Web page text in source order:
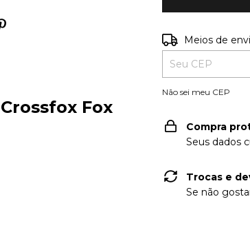
Fox
Entregas para o
Meios de
Não sei meu CEP
Compra
Seus dados
Trocas e
Se não